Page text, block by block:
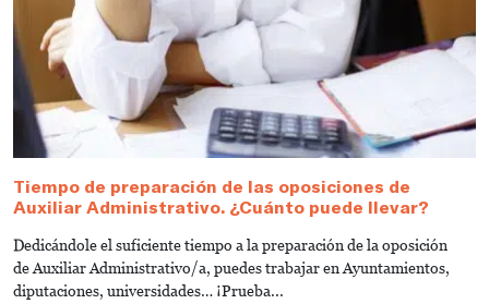
Tiempo de preparación de las oposiciones de
Auxiliar Administrativo. ¿Cuánto puede llevar?
Dedicándole el suficiente tiempo a la preparación de la oposición
de Auxiliar Administrativo/a, puedes trabajar en Ayuntamientos,
diputaciones, universidades… ¡Prueba...